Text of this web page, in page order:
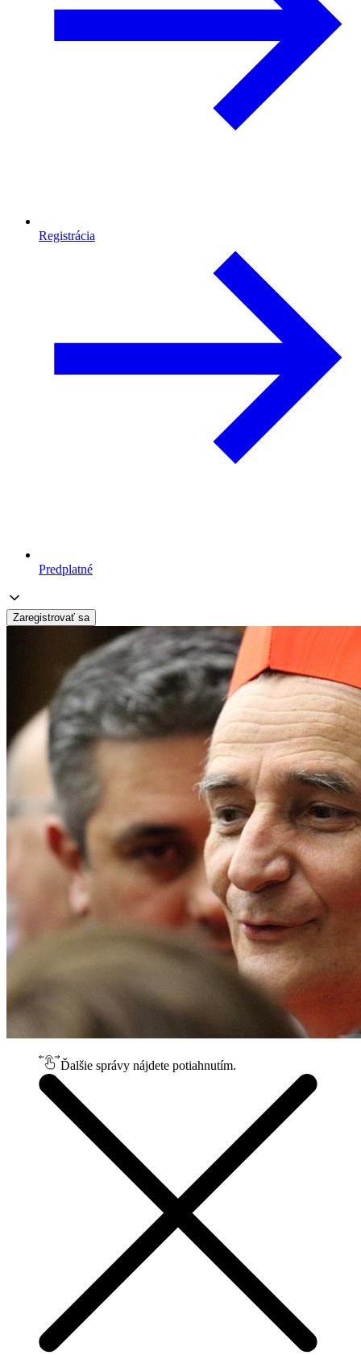
Registrácia
Predplatné
Zaregistrovať sa
Ďalšie správy nájdete potiahnutím.